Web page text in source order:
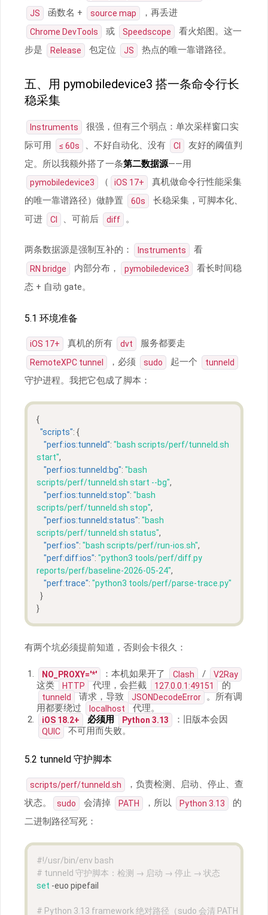
JS 函数名 + source map ，再丢进
Chrome DevTools 或 Speedscope
看火焰图。这一
步是
Release 包定位 JS 热点的唯一靠谱路径。
五、用 pymobiledevice3 搭一条命令行长
稳采集
Instruments
很强，但有三个弱点：单次采样窗口实
际可用
≤ 60s 、不好自动化、没有 CI
友好的阈值判
定。所以我额外搭了一条第二数据源——用
pymobiledevice3 （ iOS 17+
真机做命令行性能采集
的唯一靠谱路径）做静置
60s
长稳采集，可脚本化、
可进
CI 、可前后 diff 。
两条数据源是强制互补的： Instruments 看
RN bridge 内部分布， pymobiledevice3
看长时间稳
态 + 自动 gate。
5.1 环境准备
iOS 17+ 真机的所有 dvt 服务都要走
RemoteXPC tunnel ，必须 sudo 起一个 tunneld
守护进程。我把它包成了脚本：
{
"scripts": {
"perf:ios:tunneld": "bash scripts/perf/tunneld.sh
start",
"perf:ios:tunneld:bg": "bash
scripts/perf/tunneld.sh start --bg",
"perf:ios:tunneld:stop": "bash
scripts/perf/tunneld.sh stop",
"perf:ios:tunneld:status": "bash
scripts/perf/tunneld.sh status",
"perf:ios": "bash scripts/perf/run-ios.sh",
"perf:diff:ios": "python3 tools/perf/diff.py
reports/perf/baseline-2026-05-24",
"perf:trace": "python3 tools/perf/parse-trace.py"
}
}
有两个坑必须提前知道，否则会卡很久：
NO_PROXY='*' ：本机如果开了 Clash / V2Ray
这类 HTTP 代理，会拦截 127.0.0.1:49151 的
tunneld 请求，导致 JSONDecodeError 。所有调
用都要绕过
localhost 代理。
iOS 18.2+ 必须用 Python 3.13 ：旧版本会因
QUIC 不可用而失败。
5.2 tunneld 守护脚本
scripts/perf/tunneld.sh
，负责检测、启动、停止、查
状态。
sudo 会清掉 PATH ，所以 Python 3.13
的
二进制路径写死：
#!/usr/bin/env bash
# tunneld 守护脚本：检测 → 启动 → 停止 → 状态
set -euo pipefail
# Python 3.13 framework 绝对路径（sudo 会清 PATH，必须